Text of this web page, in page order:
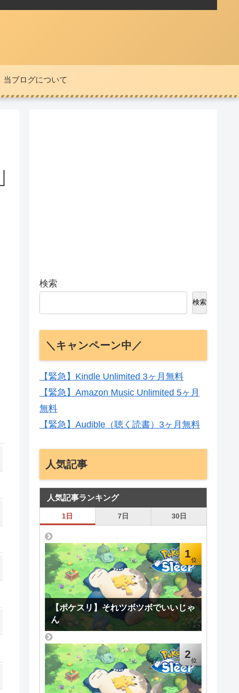
当ブログについて
検索
検索
＼キャンペーン中／
【緊急】Kindle Unlimited 3ヶ月無料
【緊急】Amazon Music Unlimited 5ヶ月
無料
【緊急】Audible（聴く読書）3ヶ月無料
人気記事
人気記事ランキング
1日 7日 30日
1
【ポケスリ】それツボツボでいいじゃ
ん
2